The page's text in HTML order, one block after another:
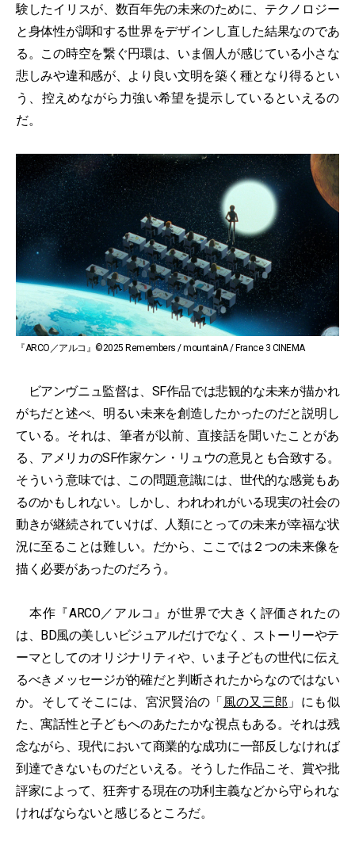
験したイリスが、数百年先の未来のために、テクノロジー
と身体性が調和する世界をデザインし直した結果なのであ
る。この時空を繋ぐ円環は、いま個人が感じている小さな
悲しみや違和感が、より良い文明を築く種となり得るとい
う、控えめながら力強い希望を提示しているといえるの
だ。
『ARCO／アルコ』©2025 Remembers / mountainA / France 3 CINEMA
ビアンヴニュ監督は、SF作品では悲観的な未来が描かれ
がちだと述べ、明るい未来を創造したかったのだと説明し
ている。それは、筆者が以前、直接話を聞いたことがあ
る、アメリカのSF作家ケン・リュウの意見とも合致する。
そういう意味では、この問題意識には、世代的な感覚もあ
るのかもしれない。しかし、われわれがいる現実の社会の
動きが継続されていけば、人類にとっての未来が幸福な状
況に至ることは難しい。だから、ここでは２つの未来像を
描く必要があったのだろう。
本作『ARCO／アルコ』が世界で大きく評価されたの
は、BD風の美しいビジュアルだけでなく、ストーリーやテ
ーマとしてのオリジナリティや、いま子どもの世代に伝え
るべきメッセージが的確だと判断されたからなのではない
か。そしてそこには、宮沢賢治の「 風の又三郎 」にも似
た、寓話性と子どもへのあたたかな視点もある。それは残
念ながら、現代において商業的な成功に一部反しなければ
到達できないものだといえる。そうした作品こそ、賞や批
評家によって、狂奔する現在の功利主義などから守られな
ければならないと感じるところだ。